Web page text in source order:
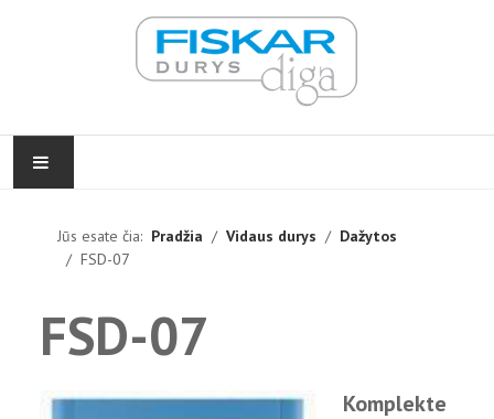
VIDAUS DURYS
LAUKO DURYS
Jūs esate čia: Pradžia Vidaus durys
Dažytos
FSD-07
FSD-07
Komplekte